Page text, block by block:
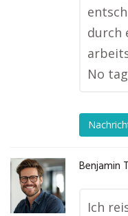
durch
No
Benjamin
Ich